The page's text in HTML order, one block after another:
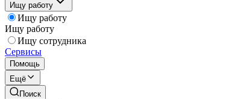
Ищу работу
Ищу работу
Ищу работу
Ищу сотрудника
Сервисы
Помощь
Ещё
Поиск